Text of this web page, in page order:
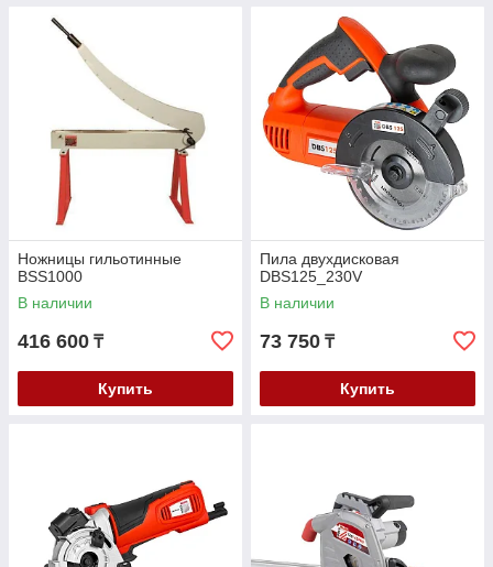
Ножницы гильотинные
BSS1000
В наличии
416 600 ₸
Купить
Пила двухдисковая
DBS125_230V
В наличии
73 750 ₸
Купить